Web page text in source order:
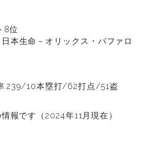
8位
本生命－オリックス・バファロ
.239/10本塁打/62打点/51盗
報です（2024年11月現在）